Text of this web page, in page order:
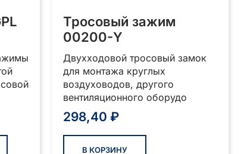
Этот
Тросовый зажим
00200-Y
Двухходовой тросовый замок
для монтажа круглых
воздуховодов, другого
вентиляционного оборудо
298,40₽
В КОРЗИНУ